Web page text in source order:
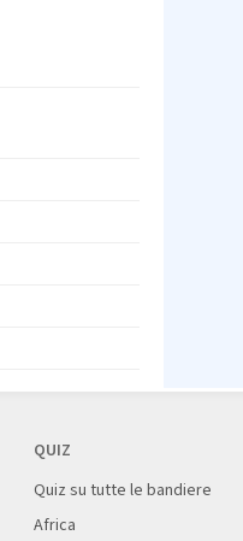
QUIZ
Quiz su tutte le bandiere
Africa